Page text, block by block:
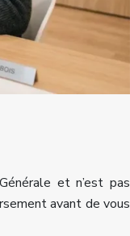
et n’est pas
avant de vous